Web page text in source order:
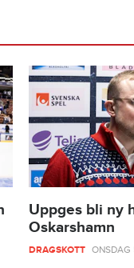
Uppges bli ny
Oskarshamn
DRAGSKOTT